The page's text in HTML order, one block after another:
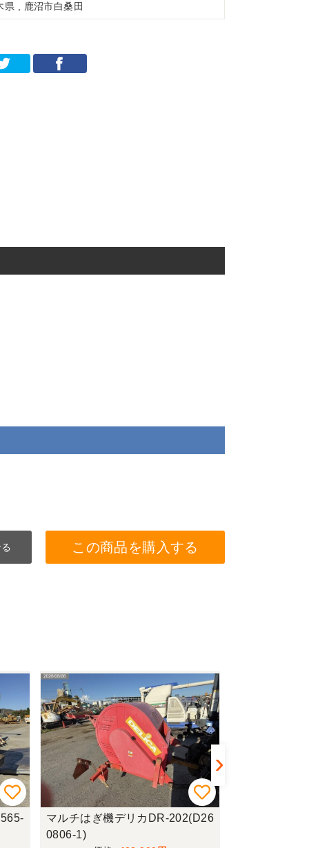
県 , 鹿沼市白桑田
この商品を購入する
マルチはぎ機デリカDR-202(D26
0806-1)